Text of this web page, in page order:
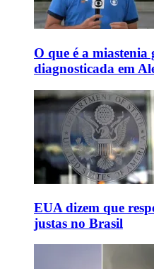
O que é a miastenia
diagnosticada em
EUA dizem que
justas no Brasil